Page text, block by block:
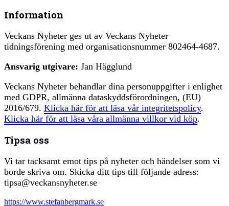
Information
Veckans Nyheter ges ut av Veckans Nyheter
tidningsförening med organisationsnummer 802464-4687.
Ansvarig utgivare: Jan Hägglund
Veckans Nyheter behandlar dina personuppgifter i enlighet
med GDPR, allmänna dataskyddsförordningen, (EU)
2016/679. Klicka här för att läsa vår integritetspolicy.
Klicka här för att läsa våra allmänna villkor vid köp.
Tipsa oss
Vi tar tacksamt emot tips på nyheter och händelser som vi
borde skriva om. Skicka ditt tips till följande adress:
tipsa@veckansnyheter.se
https://www.stefanbergmark.se